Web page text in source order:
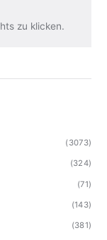
zu klicken.
(3073)
(324)
(71)
(143)
(381)